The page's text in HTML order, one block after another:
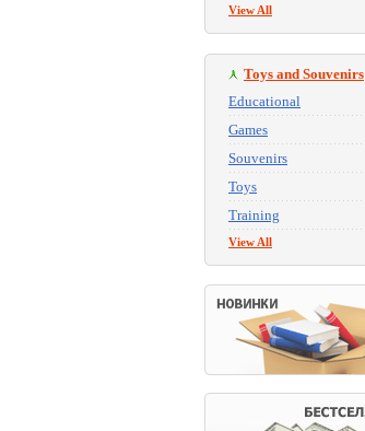
View All
Toys and Souvenirs
Educational
Games
Souvenirs
Toys
Training
View All